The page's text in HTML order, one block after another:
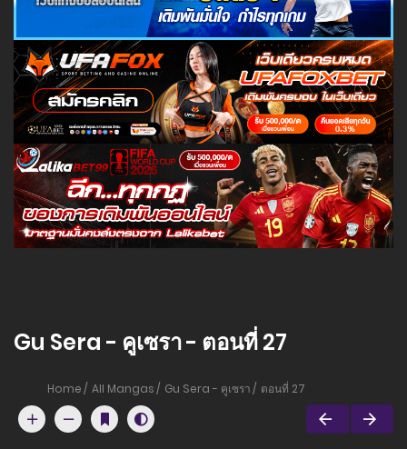
Gu Sera - คูเซรา - ตอนที่ 27
Home All Mangas Gu Sera - คูเซรา ตอนที่ 27